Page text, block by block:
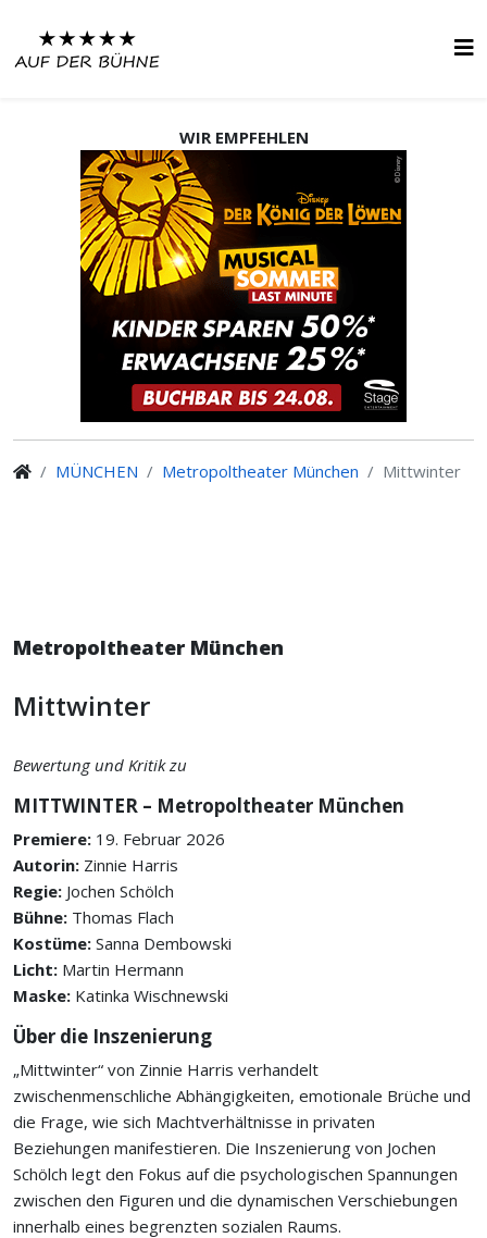
WIR EMPFEHLEN
MÜNCHEN Metropoltheater München Mittwinter
Metropoltheater München
Mittwinter
Bewertung und Kritik zu
MITTWINTER – Metropoltheater München
Premiere: 19. Februar 2026
Autorin: Zinnie Harris
Regie: Jochen Schölch
Bühne: Thomas Flach
Kostüme: Sanna Dembowski
Licht: Martin Hermann
Maske: Katinka Wischnewski
Über die Inszenierung
„Mittwinter“ von Zinnie Harris verhandelt
zwischenmenschliche Abhängigkeiten, emotionale Brüche und
die Frage, wie sich Machtverhältnisse in privaten
Beziehungen manifestieren. Die Inszenierung von Jochen
Schölch legt den Fokus auf die psychologischen Spannungen
zwischen den Figuren und die dynamischen Verschiebungen
innerhalb eines begrenzten sozialen Raums.